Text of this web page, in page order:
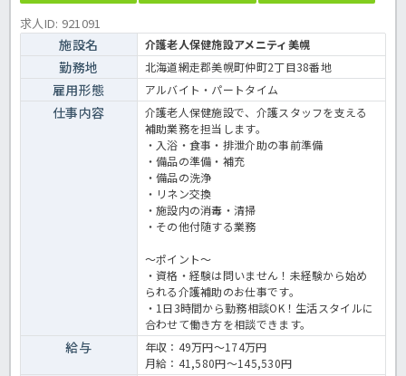
求人ID: 921091
施設名 介護老人保健施設アメニティ美幌
勤務地 北海道網走郡美幌町仲町2丁目38番地
雇用形態 アルバイト・パートタイム
仕事内容
介護老人保健施設で、介護スタッフを支える
補助業務を担当します。
・入浴・食事・排泄介助の事前準備
・備品の準備・補充
・備品の洗浄
・リネン交換
・施設内の消毒・清掃
・その他付随する業務
～ポイント～
・資格・経験は問いません！未経験から始め
られる介護補助のお仕事です。
・1日3時間から勤務相談OK！生活スタイルに
合わせて働き方を相談できます。
給与
年収：49万円～174万円
月給：41,580円～145,530円